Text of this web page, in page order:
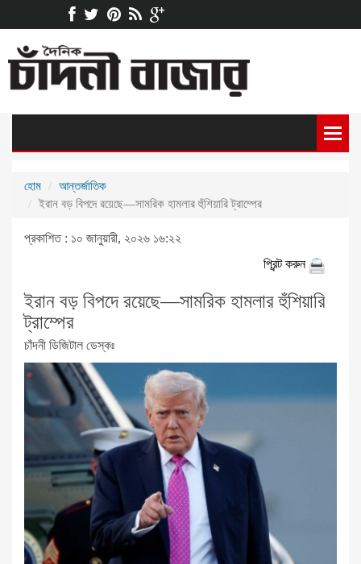
হোম
আন্তর্জাতিক
ইরান বড় বিপদে রয়েছে—সামরিক হামলার হুঁশিয়ারি ট্রাম্পের
প্রকাশিত : ১০ জানুয়ারী, ২০২৬ ১৬:২২
প্রিন্ট করুন
ইরান বড় বিপদে রয়েছে—সামরিক হামলার হুঁশিয়ারি
ট্রাম্পের
চাঁদনী ডিজিটাল ডেস্কঃ